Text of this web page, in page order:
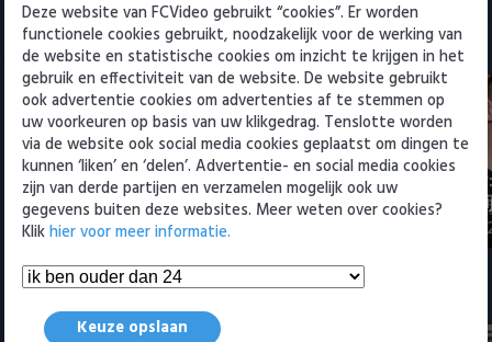
Eredivisie
Maak kennis met Sami
Bouhoudane (Cambuur)
5 augustus 2026 20:45
Joris
Ahead te
5 augustus
Samenvattingen Eredivisie
Deze website van FCVideo gebruikt “cookies”. Er worden
functionele cookies gebruikt, noodzakelijk voor de werking van
de website en statistische cookies om inzicht te krijgen in het
gebruik en effectiviteit van de website. De website gebruikt
ook advertentie cookies om advertenties af te stemmen op
uw voorkeuren op basis van uw klikgedrag. Tenslotte worden
via de website ook social media cookies geplaatst om dingen te
kunnen ‘liken’ en ‘delen’. Advertentie- en social media cookies
zijn van derde partijen en verzamelen mogelijk ook uw
gegevens buiten deze websites. Meer weten over cookies?
Klikhier voor meer informatie.
Keuze opslaan